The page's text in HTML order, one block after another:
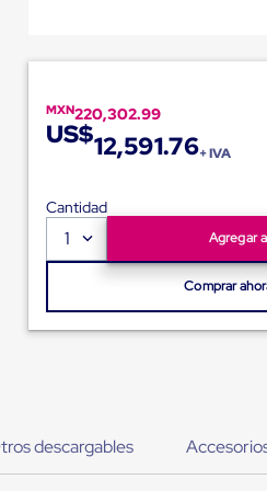
MXN220,302.99
US$12,591.76+ IVA
Cantidad
1 Agregar
Comprar
descargables